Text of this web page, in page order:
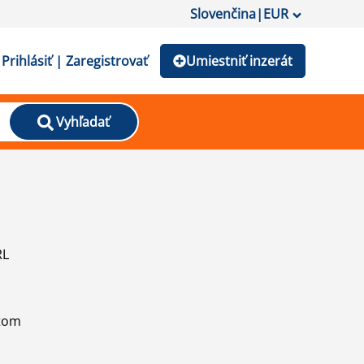
Slovenčina|EUR
Prihlásiť | Zaregistrovať Umiestniť inzerát
Vyhľadať